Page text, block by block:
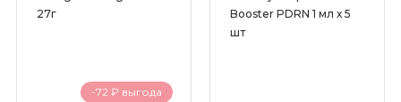
Ретинол
27г
-72 ₽ выгода
Booster PDRN 1 мл х 5
шт